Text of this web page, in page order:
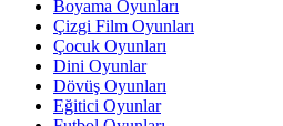
Boyama Oyunları
Çizgi Film Oyunları
Çocuk Oyunları
Dini Oyunlar
Dövüş Oyunları
Eğitici Oyunlar